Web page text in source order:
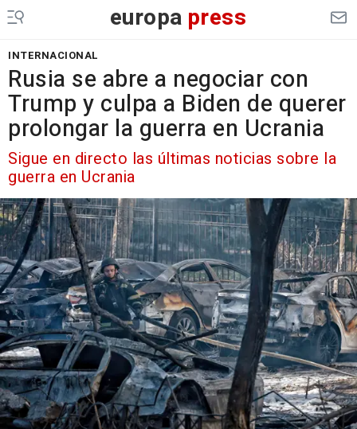
europa press
INTERNACIONAL
Rusia se abre a negociar con
Trump y culpa a Biden de querer
prolongar la guerra en Ucrania
Sigue en directo las últimas noticias sobre la
guerra en Ucrania